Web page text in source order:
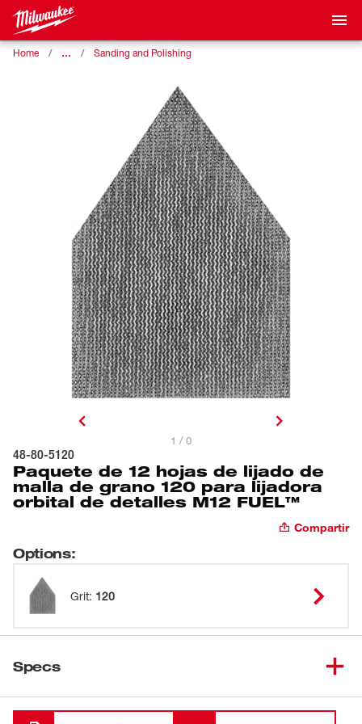
Home … Sanding and Polishing
1 / 0
48-80-5120
Paquete de 12 hojas de lijado de
malla de grano 120 para lijadora
orbital de detalles M12 FUEL™
Compartir
Options:
Grit: 120
Specs
Cargando